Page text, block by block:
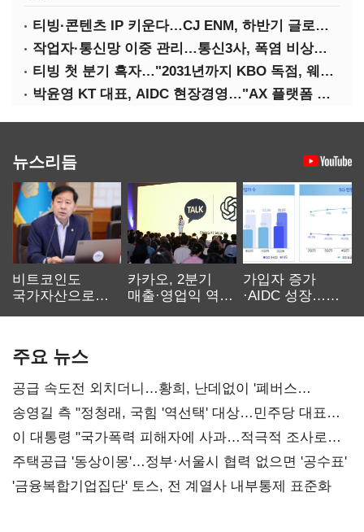
티빙·콘텐츠 IP 키운다…CJ ENM, 하반기 글로벌 확장 가속
작업자·통신망 이중 관리…통신3사, 폭염 비상대응 돌입
티빙 첫 분기 흑자…"2031년까지 KBO 독점, 웨이브 합병도 속도"
박윤영 KT 대표, AIDC 현장경영…"AX 플랫폼 핵심 인프라로 키운다"
뉴스리듬
비트코인도
국가자산으로…'
카카오, 2분기
매출·영업익 역대
가입자 증가
·AIDC 성장…
주요 뉴스
공급 속도전 외치더니…황희, 난데없이 '폐버스
리모델링' 제안
송영길 측 "정청래, 국힘 '역선택' 대상…민주당 대표로
총선 지휘 못해"
이 대통령 "국가폭력 피해자에 사과…적극적 조사로
진실 밝혀야"
주택공급 '동상이몽'…정부·서울시 협력 없으면 '공수표'
'금융복합기업집단' 토스, 전 계열사 내부통제 표준화